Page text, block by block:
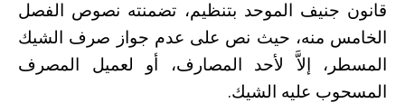
قانون جنيف الموحد بتنظيم، تضمنته نصوص الفصل
الخامس منه، حيث نص على عدم جواز صرف الشيك
المسطر، إلاَّ لأحد المصارف، أو لعميل المصرف
المسحوب عليه الشيك.